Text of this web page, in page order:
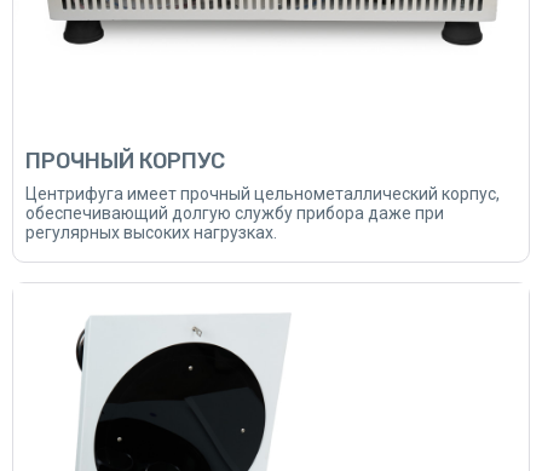
ПРОЧНЫЙ КОРПУС
Центрифуга имеет прочный цельнометаллический корпус,
обеспечивающий долгую службу прибора даже при
регулярных высоких нагрузках.